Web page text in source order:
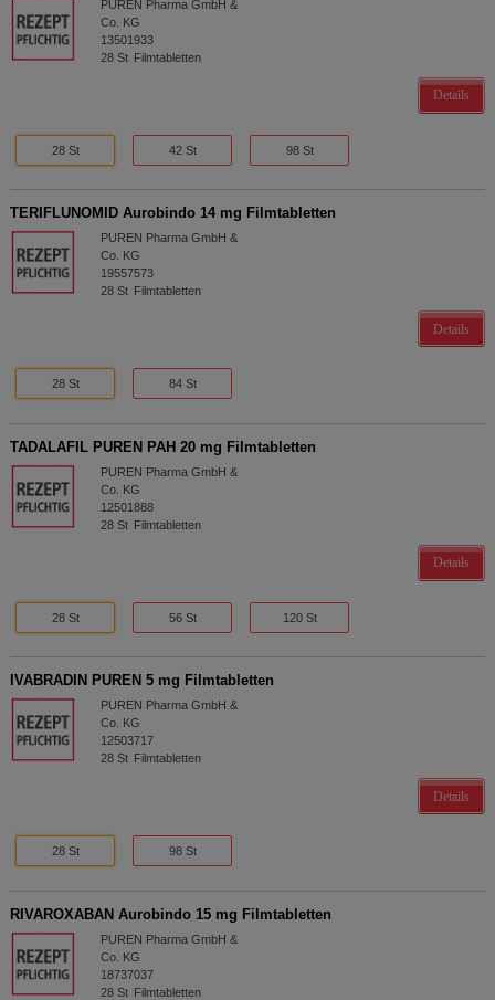
PUREN Pharma GmbH &
Co. KG
13501933
28 St Filmtabletten
Details
28 St 42 St 98 St
TERIFLUNOMID Aurobindo 14 mg Filmtabletten
PUREN Pharma GmbH &
Co. KG
19557573
28 St Filmtabletten
Details
28 St 84 St
TADALAFIL PUREN PAH 20 mg Filmtabletten
PUREN Pharma GmbH &
Co. KG
12501888
28 St Filmtabletten
Details
28 St 56 St 120 St
IVABRADIN PUREN 5 mg Filmtabletten
PUREN Pharma GmbH &
Co. KG
12503717
28 St Filmtabletten
Details
28 St 98 St
RIVAROXABAN Aurobindo 15 mg Filmtabletten
PUREN Pharma GmbH &
Co. KG
18737037
28 St Filmtabletten